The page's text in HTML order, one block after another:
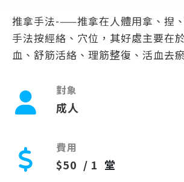
推拿手法-——推拿在人體用拿、揑
手法按經絡、穴位，其好處主要在
血、舒筋活絡、理筋整復、活血去
對象
成人
費用
$50 / 1 堂